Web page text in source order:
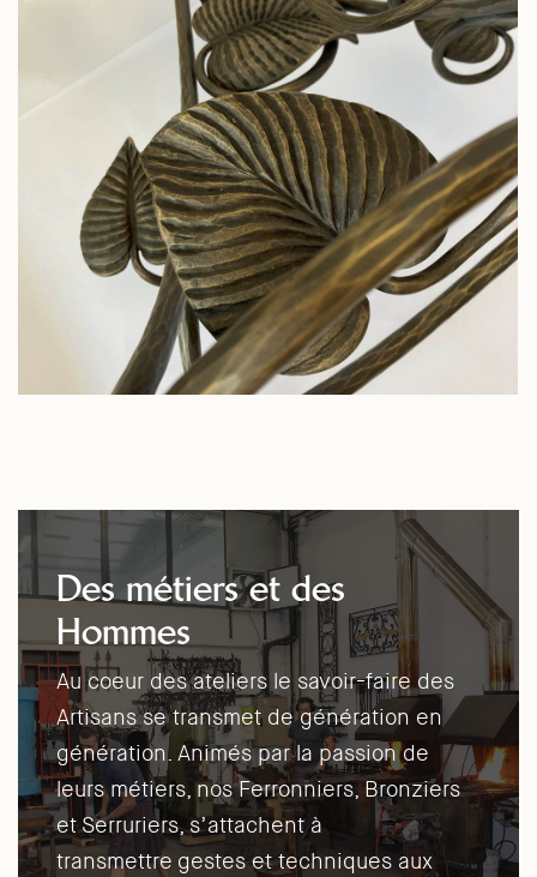
Des métiers et des
Hommes
Au coeur des ateliers le savoir-faire des
Artisans se transmet de génération en
génération. Animés par la passion de
leurs métiers, nos Ferronniers, Bronziers
et Serruriers, s’attachent à
transmettre gestes et techniques aux